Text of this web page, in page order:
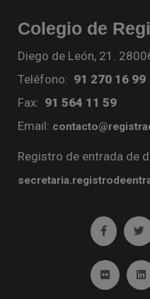
Colegio de
Diego de León, 21.
Teléfono: 91 270 16 99
Fax: 91 564 11 59
Email:
Registro de entrada de
Ir a
Ir a